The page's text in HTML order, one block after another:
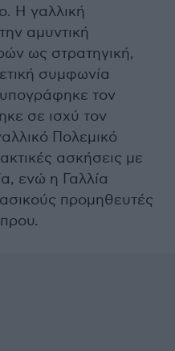
Η γαλλική
αμυντική
ως στρατηγική,
συμφωνία
τον
σε ισχύ τον
Πολεμικό
ασκήσεις με
ενώ η Γαλλία
προμηθευτές